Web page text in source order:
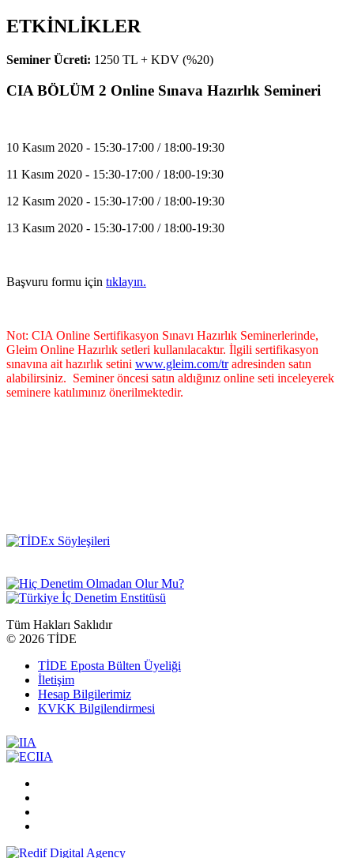
ETKİNLİKLER
Seminer Ücreti: 1250 TL + KDV (%20)
CIA BÖLÜM 2 Online Sınava Hazırlık Semineri
10 Kasım 2020 - 15:30-17:00 / 18:00-19:30
11 Kasım 2020 - 15:30-17:00 / 18:00-19:30
12 Kasım 2020 - 15:30-17:00 / 18:00-19:30
13 Kasım 2020 - 15:30-17:00 / 18:00-19:30
Başvuru formu için tıklayın.
Not: CIA Online Sertifikasyon Sınavı Hazırlık Seminerlerinde,
Gleim Online Hazırlık setleri kullanılacaktır. İlgili sertifikasyon
sınavına ait hazırlık setini www.gleim.com/tradresinden satın
alabilirsiniz. Seminer öncesi satın aldığınız online seti inceleyerek
seminere katılımınız önerilmektedir.
Tüm Hakları Saklıdır
© 2026 TİDE
TİDE Eposta Bülten Üyeliği
İletişim
Hesap Bilgilerimiz
KVKK Bilgilendirmesi